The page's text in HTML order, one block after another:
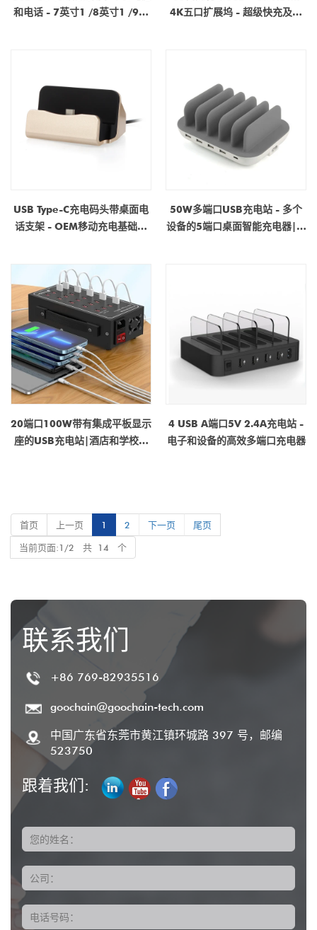
和电话 - 7英寸1 /8英寸1 /9英
4K五口扩展坞 - 超级快充及以
USB Type-C充电码头带桌面电
话支架 - OEM移动充电基础制
50W多端口USB充电站 - 多个
设备的5端口桌面智能充电器|工
20端口100W带有集成平板显示
座的USB充电站|酒店和学校使
4 USB A端口5V 2.4A充电站 -
电子和设备的高效多端口充电器
首页 上一页 1 2 下一页
尾页
当前页面:1/2 共 14 个
联系我们
+86 769-82935516
goochain@goochain-tech.com
中国广东省东莞市黄江镇环城路 397 号，邮编
523750
跟着我们:
您的姓名：
公司：
电话号码：